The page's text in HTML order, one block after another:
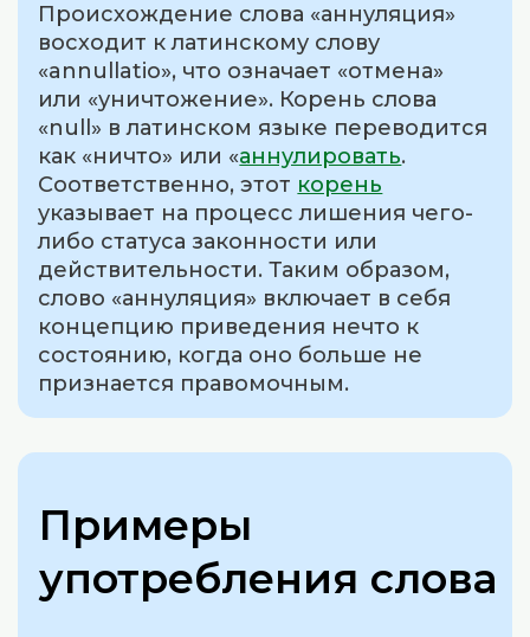
Происхождение слова «аннуляция»
восходит к латинскому слову
«annullatio», что означает «отмена»
или «уничтожение». Корень слова
«null» в латинском языке переводится
как «ничто» или «аннулировать.
Соответственно, этот корень
указывает на процесс лишения чего-
либо статуса законности или
действительности. Таким образом,
слово «аннуляция» включает в себя
концепцию приведения нечто к
состоянию, когда оно больше не
признается правомочным.
Примеры
употребления слова